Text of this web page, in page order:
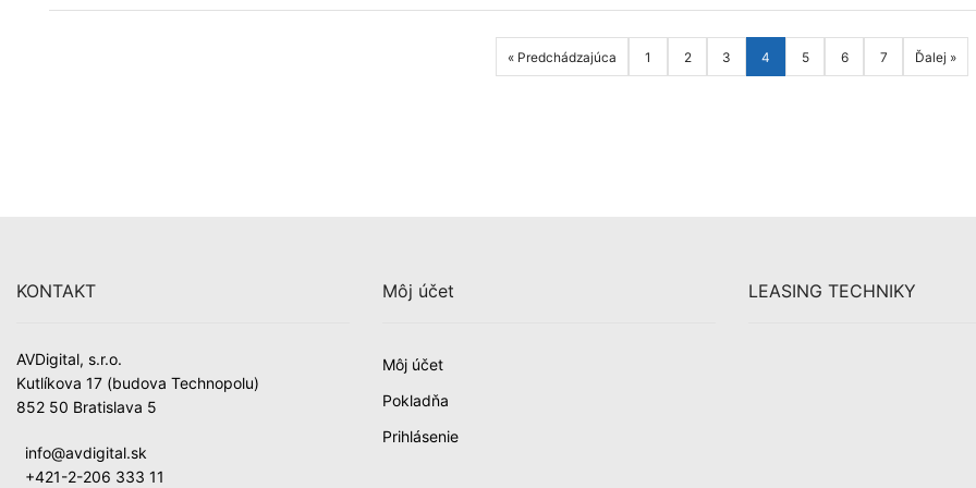
« Predchádzajúca 1 2 3 4 5 6 7 Ďalej »
KONTAKT
AVDigital, s.r.o.
Kutlíkova 17 (budova Technopolu)
852 50 Bratislava 5
info@avdigital.sk
+421-2-206 333 11
Môj účet
Môj účet
Pokladňa
Prihlásenie
LEASING TECHNIKY